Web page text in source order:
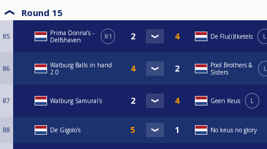
Round 15
85
Prima Donna’s -
Delfshaven
R1 De Flu(i)tketels L
86
Walburg Balls in hand
2.0
Pool Brothers &
Sisters
L
87 Walburg Samurai’s Geen Keus L
88 De Gigolo's No keus no glory